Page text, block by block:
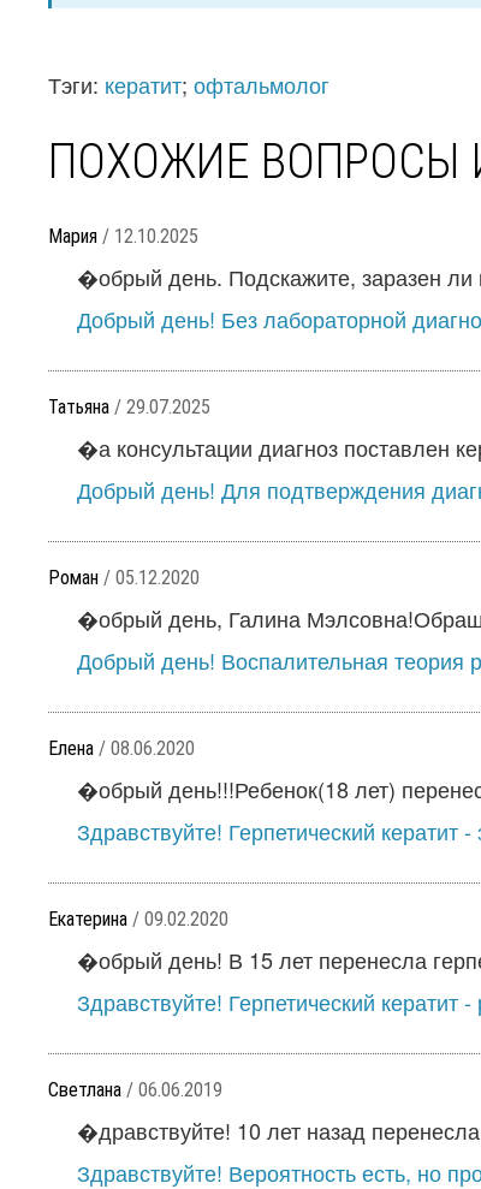
Тэги: кератит; офтальмолог
ПОХОЖИЕ ВОПРОСЫ
Мария / 12.10.2025
�обрый день. Подскажите, заразен ли
Добрый день! Без лабораторной
Татьяна / 29.07.2025
�а консультации диагноз поставлен
Добрый день! Для подтверждения
Роман / 05.12.2020
�обрый день, Галина
Добрый день! Воспалительная теория
Елена / 08.06.2020
�обрый день!!!Ребенок(18 лет)
Здравствуйте! Герпетический кератит
Екатерина / 09.02.2020
�обрый день! В 15 лет перенесла
Здравствуйте! Герпетический
Светлана / 06.06.2019
�дравствуйте! 10 лет назад перенесла
Здравствуйте! Вероятность есть, но